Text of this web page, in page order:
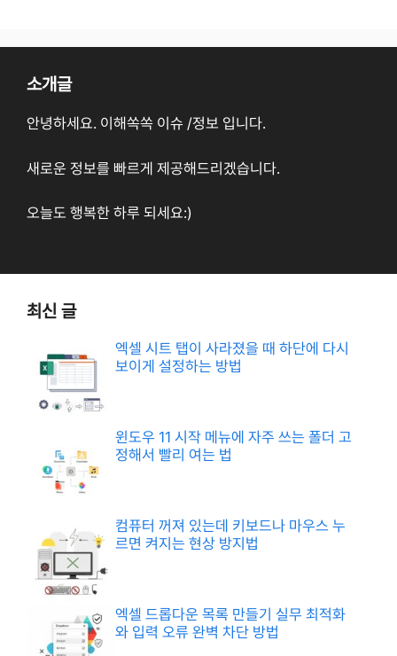
소개글
안녕하세요. 이해쏙쏙 이슈 /정보 입니다.
새로운 정보를 빠르게 제공해드리겠습니다.
오늘도 행복한 하루 되세요:)
최신 글
엑셀 시트 탭이 사라졌을 때 하단에 다시
보이게 설정하는 방법
윈도우 11 시작 메뉴에 자주 쓰는 폴더 고
정해서 빨리 여는 법
컴퓨터 꺼져 있는데 키보드나 마우스 누
르면 켜지는 현상 방지법
엑셀 드롭다운 목록 만들기 실무 최적화
와 입력 오류 완벽 차단 방법